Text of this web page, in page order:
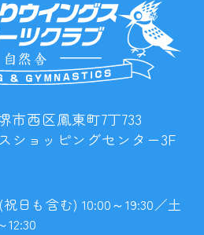
市西区鳳東町7丁733
ショッピングセンター3F
日も含む) 10:00～19:30／土
12:30